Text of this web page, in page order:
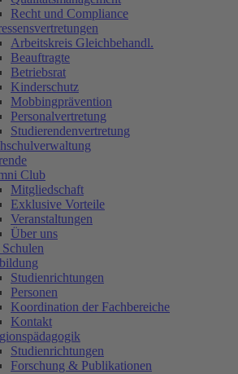
Recht und Compliance
Arbeitskreis Gleichbehandl.
Beauftragte
Betriebsrat
Kinderschutz
Mobbingprävention
Personalvertretung
Studierendenvertretung
Club
Mitgliedschaft
Exklusive Vorteile
Veranstaltungen
Über uns
Studienrichtungen
Personen
Koordination der Fachbereiche
Kontakt
Studienrichtungen
Forschung & Publikationen